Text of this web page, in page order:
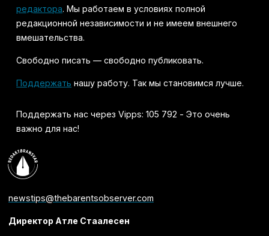
редактора. Мы работаем в условиях полной
редакционной независимости и не имеем внешнего
вмешательства.
Свободно писать — свободно публиковать.
Поддержать нашу работу. Так мы становимся лучше.
Поддержать нас через Vipps: 105 792 - Это очень
важно для нас!
newstips@thebarentsobserver.com
Директор Атле Стаалесен